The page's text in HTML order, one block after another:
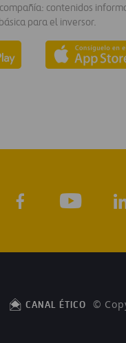
contenidos
para el inversor.
CANAL ÉTICO ©